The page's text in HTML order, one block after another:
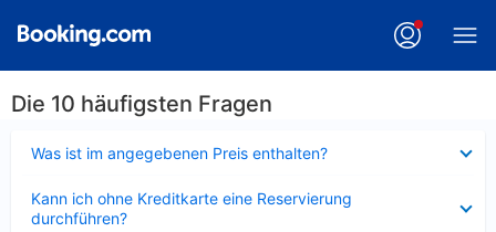
Die 10 häufigsten Fragen
Was ist im angegebenen Preis enthalten?
Kann ich ohne Kreditkarte eine Reservierung
durchführen?